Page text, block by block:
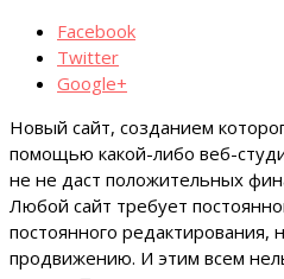
Facebook
Twitter
Google+
Новый сайт, созданием
помощью какой-либо веб-
не не даст положительных
Любой сайт требует
постоянного редактирования,
продвижению. И этим всем